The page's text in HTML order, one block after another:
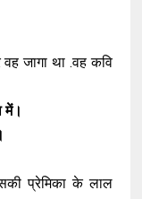
जागा था .वह कवि
में।
प्रेमिका के लाल